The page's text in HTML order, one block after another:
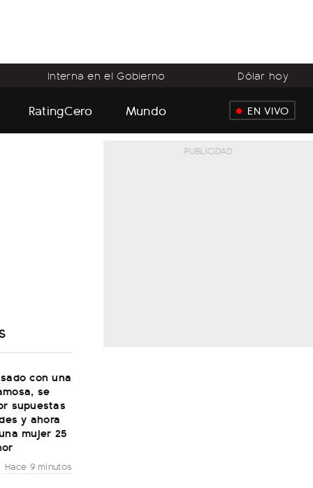
Interna en el Gobierno Dólar hoy
RatingCero Mundo EN VIVO
con una
se
supuestas
y ahora
mujer 25
Hace 9 minutos